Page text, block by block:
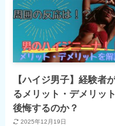
【ハイジ男子】経験者
るメリット・デメリット
後悔するのか？
2025年12月19日